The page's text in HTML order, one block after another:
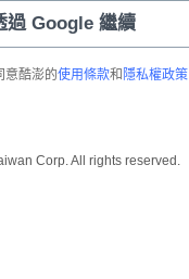
過 Google 繼續
意酷澎的使用條款和 隱私權政策
Corp. All rights reserved.